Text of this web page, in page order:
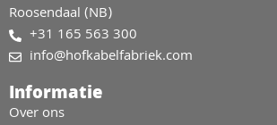
Roosendaal (NB)
+31 165 563 300
info@hofkabelfabriek.com
Informatie
Over ons